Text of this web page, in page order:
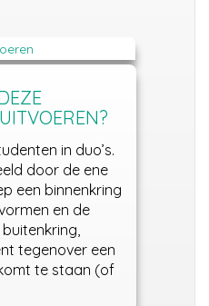
in duo’s.
door de ene
een binnenkring
en de
tegenover een
te staan (of